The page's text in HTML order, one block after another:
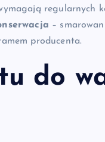
regularnych
–
producenta.
do